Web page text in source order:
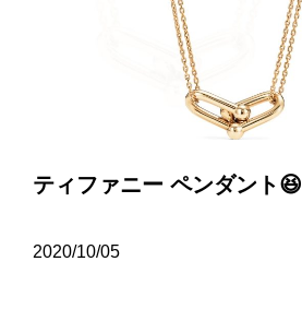
ティファニー ペンダント😆
2020/10/05